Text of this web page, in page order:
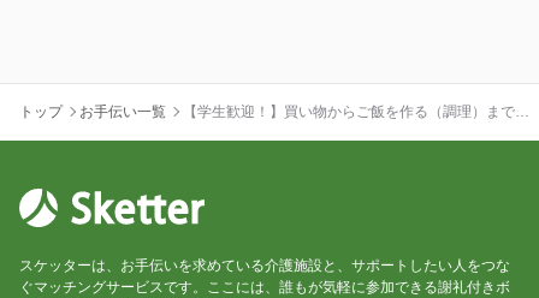
トップ お手伝い一覧
【学生歓迎！】買い物からご飯を作る（調理）までの
スケッターは、お手伝いを求めている介護施設と、サポートしたい人をつな
ぐマッチングサービスです。ここには、誰もが気軽に参加できる謝礼付きボ